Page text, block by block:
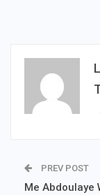
PREV POST
Me Abdoulaye